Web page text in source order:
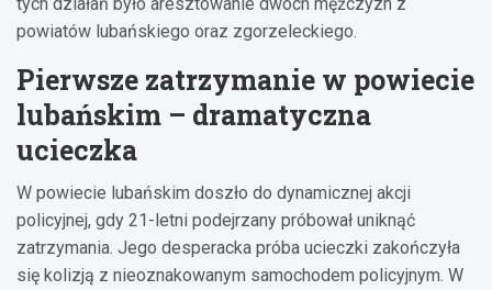
powiatów lubańskiego oraz zgorzeleckiego.
Pierwsze zatrzymanie w powiecie
lubańskim – dramatyczna
ucieczka
W powiecie lubańskim doszło do dynamicznej akcji
policyjnej, gdy 21-letni podejrzany próbował uniknąć
zatrzymania. Jego desperacka próba ucieczki zakończyła
się kolizją z nieoznakowanym samochodem policyjnym. W